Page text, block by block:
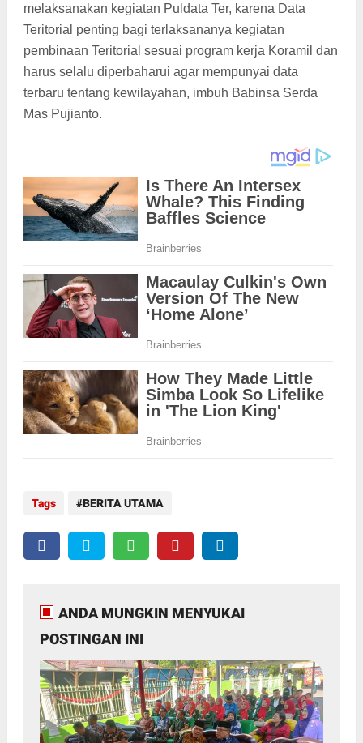
melaksanakan kegiatan Puldata Ter, karena Data
Teritorial penting bagi terlaksananya kegiatan
pembinaan Teritorial sesuai program kerja Koramil dan
harus selalu diperbaharui agar mempunyai data
terbaru tentang kewilayahan, imbuh Babinsa Serda
Mas Pujianto.
Tags BERITA UTAMA
ANDA MUNGKIN MENYUKAI
POSTINGAN INI